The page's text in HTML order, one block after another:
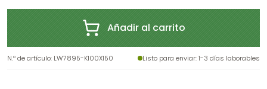
Añadir al carrito
N.º de artículo: LW7895-K100X150 Listo para enviar: 1-3 días laborables